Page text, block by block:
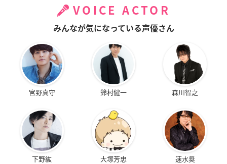
VOICE ACTOR
みんなが気になっている声優さん
宮野真守 鈴村健一 森川智之
下野紘 大塚芳忠 速水奨